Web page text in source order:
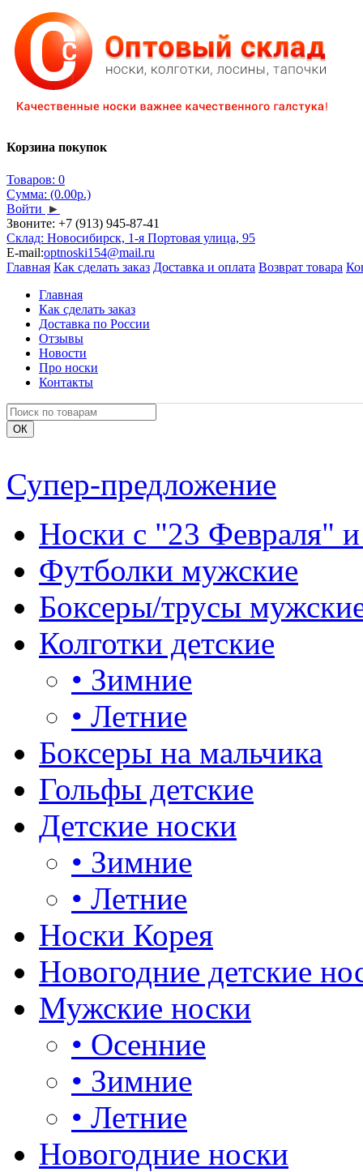
Корзина покупок
Товаров: 0
Сумма: (0.00р.)
Войти ►
Звоните: +7 (913) 945-87-41
Склад: Новосибирск, 1-я Портовая улица, 95
E-mail:optnoski154@mail.ru
Главная Как сделать заказ Доставка и оплата Возврат товара
Главная
Как сделать заказ
Доставка по России
Отзывы
Новости
Про носки
Контакты
Супер-предложение
Носки с "23 Февраля"
Футболки мужские
Боксеры/трусы
Колготки детские
• Зимние
• Летние
Боксеры на мальчика
Гольфы детские
Детские носки
• Зимние
• Летние
Носки Корея
Новогодние детские
Мужские носки
• Осенние
• Зимние
• Летние
Новогодние носки